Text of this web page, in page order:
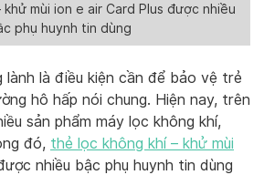
mùi ion e air Card Plus được nhiều
phụ huynh tin dùng
lành là điều kiện cần để bảo vệ trẻ
hô hấp nói chung. Hiện nay, trên
sản phẩm máy lọc không khí,
đó, thẻ lọc không khí – khử mùi
nhiều bậc phụ huynh tin dùng